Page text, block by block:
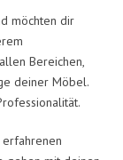
möchten dir
Bereichen,
deiner Möbel.